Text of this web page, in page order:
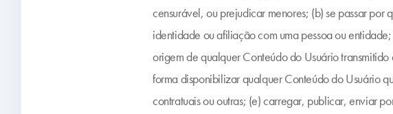
censurável, ou prejudicar menores; (b) se passar
identidade ou afiliação com uma pessoa ou
origem de qualquer Conteúdo do Usuário
forma disponibilizar qualquer Conteúdo do Usuário
contratuais ou outras; (e) carregar, publicar, enviar